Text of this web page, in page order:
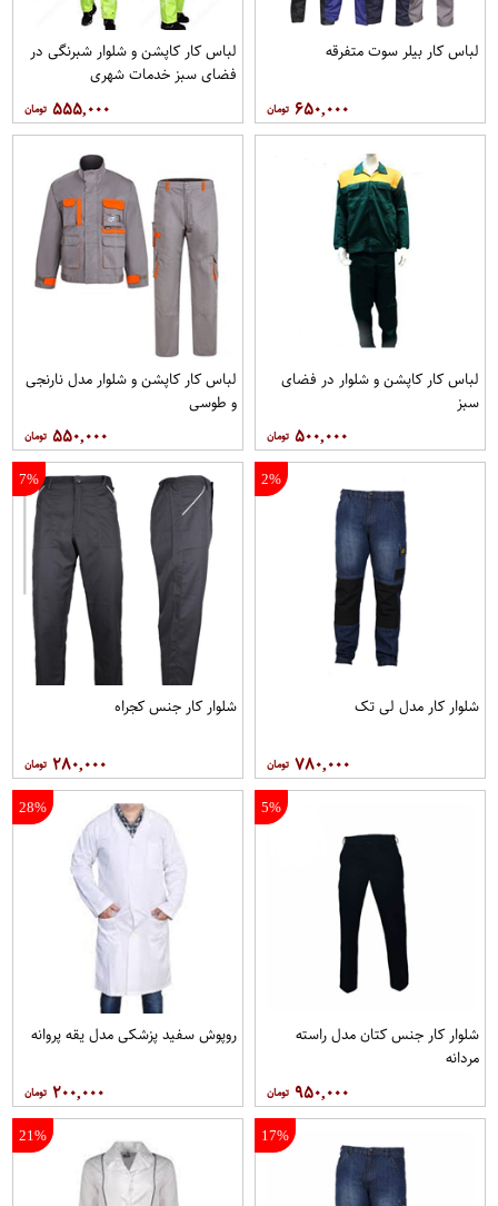
لباس کار بیلر سوت متفرقه
۶۵۰,۰۰۰
لباس کار کاپشن و شلوار شبرنگی در
فضای سبز خدمات شهری
۵۵۵,۰۰۰
لباس کار کاپشن و شلوار در فضای
سبز
۵۰۰,۰۰۰
لباس کار کاپشن و شلوار مدل نارنجی
و طوسی
۵۵۰,۰۰۰
2%
شلوار کار مدل لی تک
۷۸۰,۰۰۰
7%
شلوار کار جنس کجراه
۲۸۰,۰۰۰
5%
شلوار کار جنس کتان مدل راسته
مردانه
۹۵۰,۰۰۰
28%
روپوش سفید پزشکی مدل یقه پروانه
۲۰۰,۰۰۰
17%
21%